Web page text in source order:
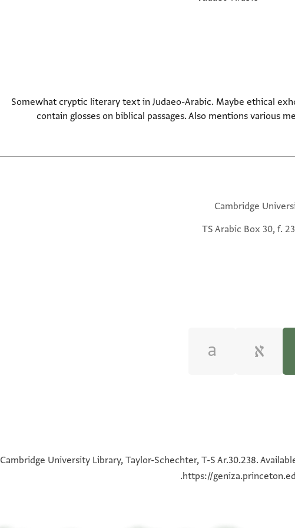
Somewhat cryptic literary text in Judaeo-Arabic. Maybe ethical
contain glosses on biblical passages. Also mentions various
Cambridge
TS Arabic Box 30, f.
100%
100%
Cambridge University Library, Taylor-Schechter, T-S Ar.30.238.
https://